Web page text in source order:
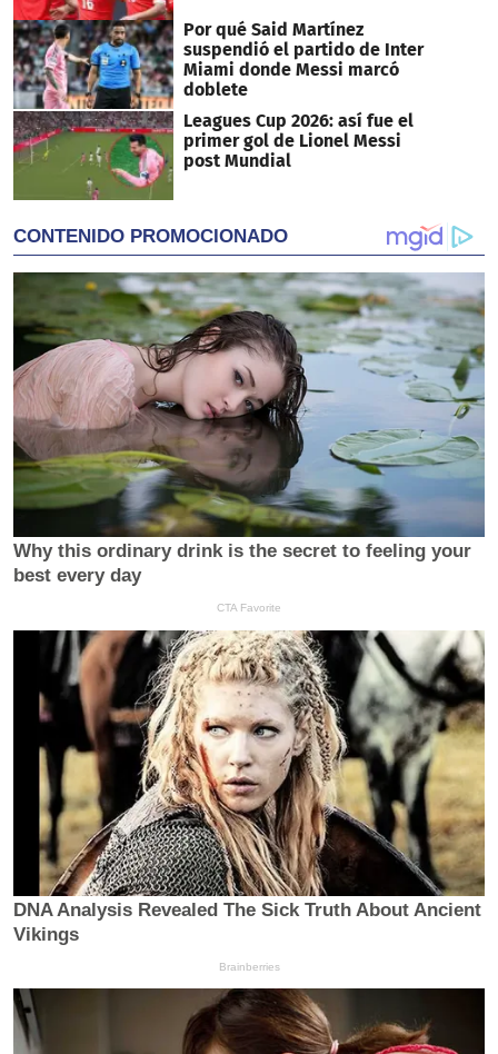
Por qué Said Martínez
suspendió el partido de Inter
Miami donde Messi marcó
doblete
Leagues Cup 2026: así fue el
primer gol de Lionel Messi
post Mundial